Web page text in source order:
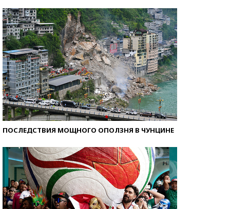
ПОСЛЕДСТВИЯ МОЩНОГО ОПОЛЗНЯ В ЧУНЦИНЕ